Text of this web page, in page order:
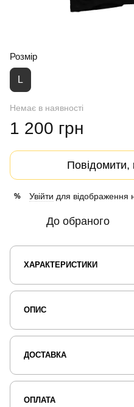
Розмір
L
Немає в наявності
1 200 грн
Повідомити,
% Увійти для відображення
До обраного
ХАРАКТЕРИСТИКИ
ОПИС
ДОСТАВКА
ОПЛАТА